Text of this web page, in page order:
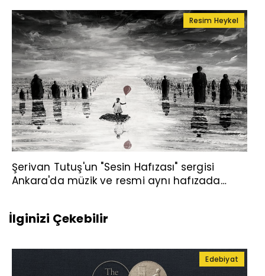
Resim Heykel
Şerivan Tutuş'un "Sesin Hafızası" sergisi
Ankara'da müzik ve resmi aynı hafızada
İlginizi Çekebilir
Edebiyat